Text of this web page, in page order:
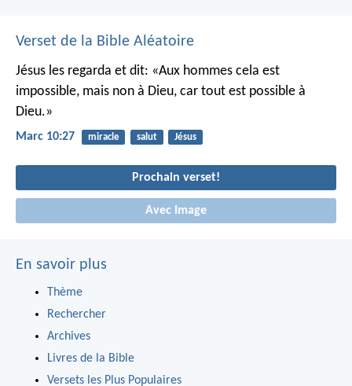
Verset de la Bible Aléatoire
Jésus les regarda et dit: «Aux hommes cela est
impossible, mais non à Dieu, car tout est possible à
Dieu.»
Marc 10:27 miracle salut Jésus
Prochain verset!
Avec Image
En savoir plus
Thème
Rechercher
Archives
Livres de la Bible
Versets les Plus Populaires